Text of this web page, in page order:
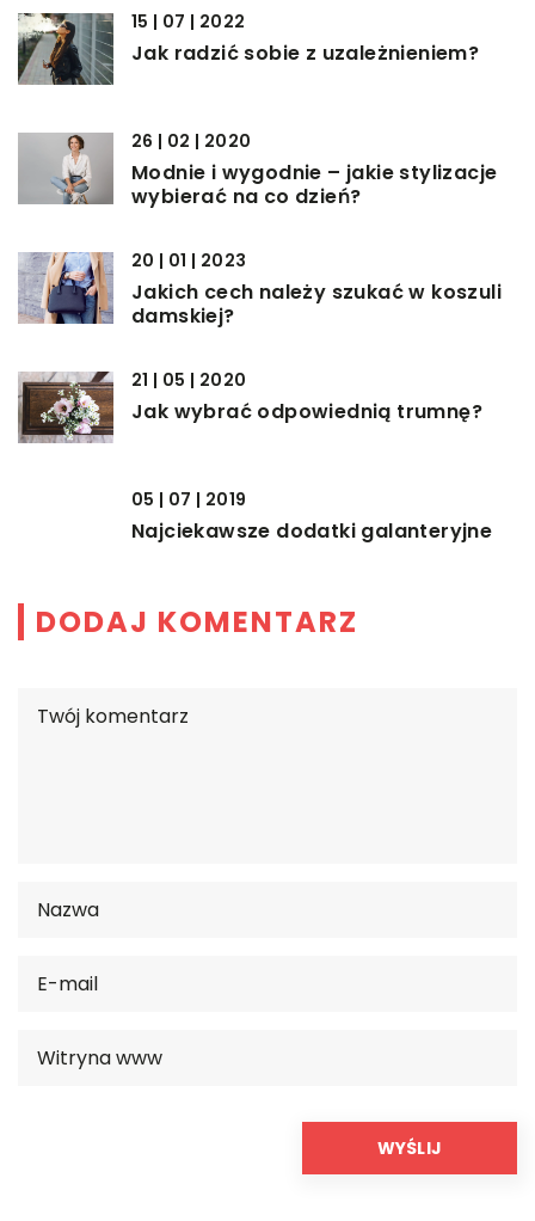
15 | 07 | 2022
Jak radzić sobie z uzależnieniem?
26 | 02 | 2020
Modnie i wygodnie – jakie stylizacje
wybierać na co dzień?
20 | 01 | 2023
Jakich cech należy szukać w koszuli
damskiej?
21 | 05 | 2020
Jak wybrać odpowiednią trumnę?
05 | 07 | 2019
Najciekawsze dodatki galanteryjne
DODAJ KOMENTARZ